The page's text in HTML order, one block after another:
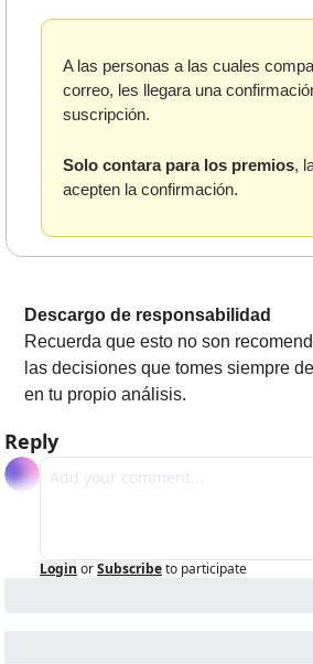
A las personas a las cuales
correo, les llegara una
suscripción.
Solo contara para los premios,
acepten la confirmación.
Descargo de responsabilidad
Recuerda que esto no son
las decisiones que tomes siempre
en tu propio análisis.
Reply
Login orSubscribeto participate